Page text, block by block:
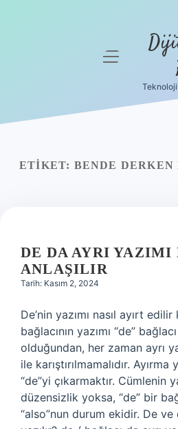
menüyü
ETIKET: BENDE
DE DA AYRI YAZIMI
ANLAŞILIR
Tarih: Kasım 2, 2024
De’nin yazımı nasıl ayırt
bağlacının yazımı “de”
olduğundan, her zaman ayrı
ile karıştırılmamalıdır.
“de”yi çıkarmaktır. Cümlenin
düzensizlik yoksa, “de” bir
“also”nun durum ekidir. De ve